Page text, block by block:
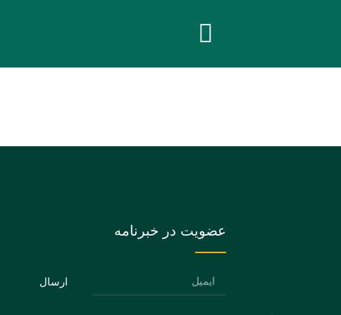
عضویت در خبرنامه
ارسال